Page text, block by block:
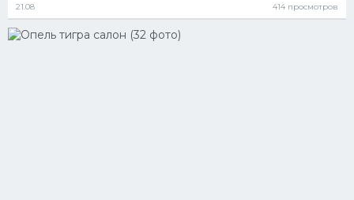
21.08 414 просмотров